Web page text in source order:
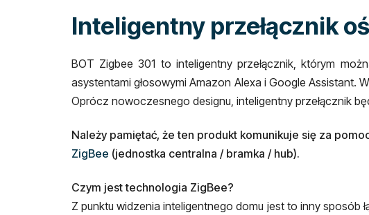
Inteligentny przełącznik
BOT Zigbee 301 to inteligentny przełącznik, którym
asystentami głosowymi Amazon Alexa i Google Assistant.
Oprócz nowoczesnego designu, inteligentny przełącznik
Należy pamiętać, że ten produkt komunikuje się za
ZigBee (jednostka centralna / bramka / hub).
Czym jest technologia ZigBee?
Z punktu widzenia inteligentnego domu jest to inny sposób